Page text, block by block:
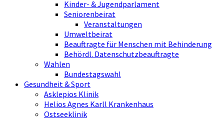
Kinder- & Jugendparlament
Seniorenbeirat
Veranstaltungen
Umweltbeirat
Beauftragte für Menschen mit Behinderung
Behördl. Datenschutzbeauftragte
Wahlen
Bundestagswahl
Gesundheit & Sport
Asklepios Klinik
Helios Agnes Karll Krankenhaus
Ostseeklinik